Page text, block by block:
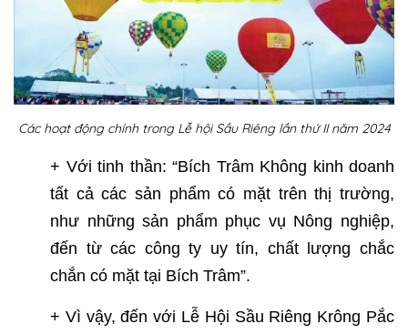
Các hoạt động chính trong Lễ hội Sầu Riêng lần thứ II năm 2024
+ Với tinh thần: “Bích Trâm Không kinh doanh
tất cả các sản phẩm có mặt trên thị trường,
như những sản phẩm phục vụ Nông nghiệp,
đến từ các công ty uy tín, chất lượng chắc
chắn có mặt tại Bích Trâm”.
+ Vì vậy, đến với Lễ Hội Sầu Riêng Krông Pắc